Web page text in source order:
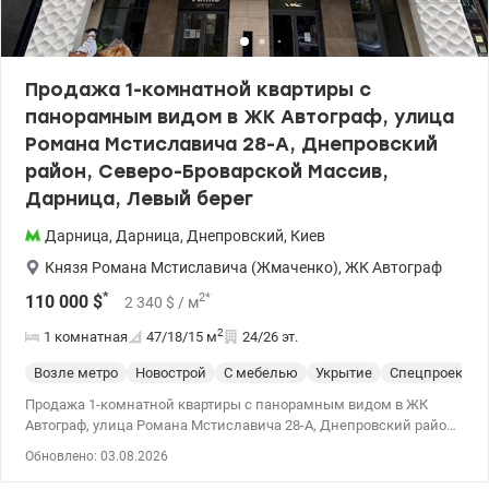
отремонтированы, оборудованы новыми лифтами. Во дворе
достаточно парковочных мест. Звоните (или пишите
Viber/Telegram) для предварительной записи на просмотр. Цена
Продажа 1-комнатной квартиры с
панорамным видом в ЖК Автограф, улица
Романа Мстиславича 28-А, Днепровский
район, Северо-Броварской Массив,
Дарница, Левый берег
Дарница, Дарница, Днепровский, Киев
Князя Романа Мстиславича (Жмаченко), ЖК Автограф
110 000 $* 2 340 $ / м2*
1 комнатная 47/18/15 м2 24/26 эт.
Возле метро Новострой С мебелью Укрытие Спецпроект
Продажа 1-комнатной квартиры с панорамным видом в ЖК
Автограф, улица Романа Мстиславича 28-А, Днепровский район,
Обновлено: 03.08.2026